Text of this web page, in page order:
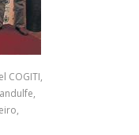
COGITI,